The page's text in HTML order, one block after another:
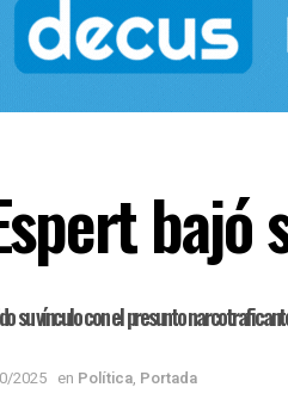
su vínculo con el presunto
2025 en Política, Portada